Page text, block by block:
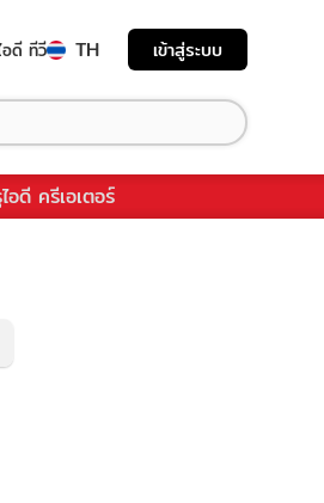
ดี ทีวี TH เข้าสู่ระบบ
อดี ครีเอเตอร์